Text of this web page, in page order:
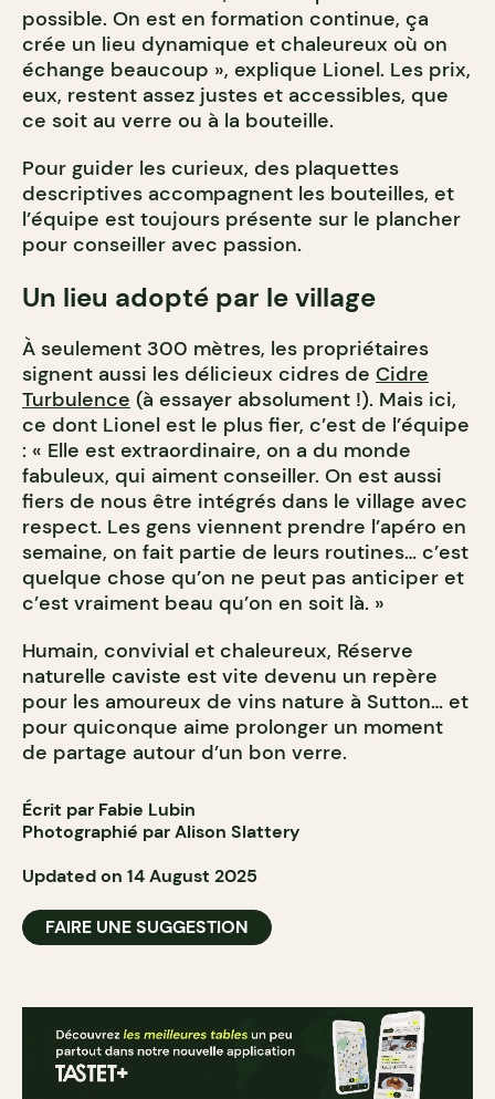
possible. On est en formation continue, ça
crée un lieu dynamique et chaleureux où on
échange beaucoup », explique Lionel. Les prix,
eux, restent assez justes et accessibles, que
ce soit au verre ou à la bouteille.
Pour guider les curieux, des plaquettes
descriptives accompagnent les bouteilles, et
l’équipe est toujours présente sur le plancher
pour conseiller avec passion.
Un lieu adopté par le village
À seulement 300 mètres, les propriétaires
signent aussi les délicieux cidres de Cidre
Turbulence (à essayer absolument !). Mais ici,
ce dont Lionel est le plus fier, c’est de l’équipe
: « Elle est extraordinaire, on a du monde
fabuleux, qui aiment conseiller. On est aussi
fiers de nous être intégrés dans le village avec
respect. Les gens viennent prendre l’apéro en
semaine, on fait partie de leurs routines… c’est
quelque chose qu’on ne peut pas anticiper et
c’est vraiment beau qu’on en soit là. »
Humain, convivial et chaleureux, Réserve
naturelle caviste est vite devenu un repère
pour les amoureux de vins nature à Sutton… et
pour quiconque aime prolonger un moment
de partage autour d’un bon verre.
Écrit par Fabie Lubin
Photographié par Alison Slattery
Updated on 14 August 2025
FAIRE UNE SUGGESTION